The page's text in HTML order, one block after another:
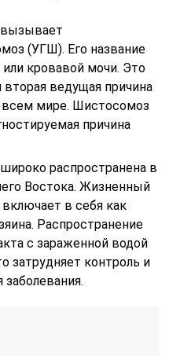
вызывает
(УГШ). Его название
кровавой мочи. Это
ведущая причина
всем мире. Шистосомоз
причина
распространена в
Востока. Жизненный
в себя как
Распространение
с зараженной водой
затрудняет контроль и
заболевания.